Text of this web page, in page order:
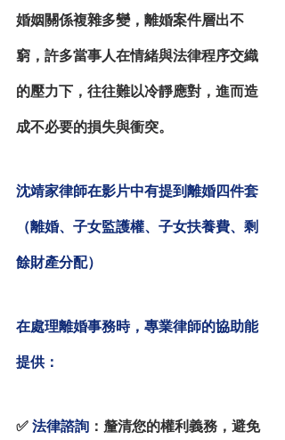
婚姻關係複雜多變，離婚案件層出不
窮，許多當事人在情緒與法律程序交織
的壓力下，往往難以冷靜應對，進而造
成不必要的損失與衝突。
沈靖家律師在影片中有提到離婚四件套
（離婚、子女監護權、子女扶養費、剩
餘財產分配）
在處理離婚事務時，專業律師的協助能
提供：
✅ 法律諮詢 ：釐清您的權利義務，避免